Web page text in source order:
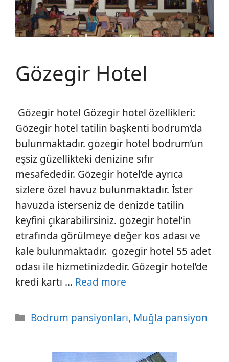
Gözegir Hotel
Gözegir hotel Gözegir hotel özellikleri:
Gözegir hotel tatilin başkenti bodrum’da
bulunmaktadır. gözegir hotel bodrum’un
eşsiz güzellikteki denizine sıfır
mesafededir. Gözegir hotel’de ayrıca
sizlere özel havuz bulunmaktadır. İster
havuzda isterseniz de denizde tatilin
keyfini çıkarabilirsiniz. gözegir hotel’in
etrafında görülmeye değer kos adası ve
kale bulunmaktadır. gözegir hotel 55 adet
odası ile hizmetinizdedir. Gözegir hotel’de
kredi kartı … Read more
Kategoriler
Bodrum pansiyonları, Muğla pansiyon